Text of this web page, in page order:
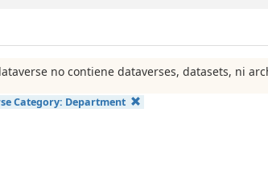
no contiene dataverses, datasets, ni
Category: Department